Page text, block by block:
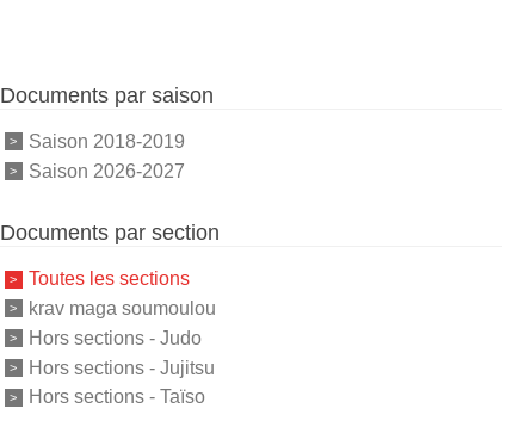
Documents par saison
Saison 2018-2019
Saison 2026-2027
Documents par section
Toutes les sections
krav maga soumoulou
Hors sections - Judo
Hors sections - Jujitsu
Hors sections - Taïso